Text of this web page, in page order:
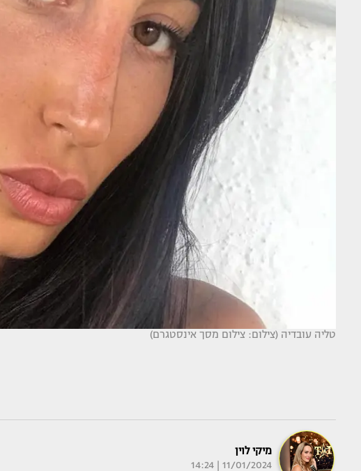
טליה עובדיה (צילום: צילום מסך אינסטגרם)
מיקי לוין
11/01/2024 | 14:24